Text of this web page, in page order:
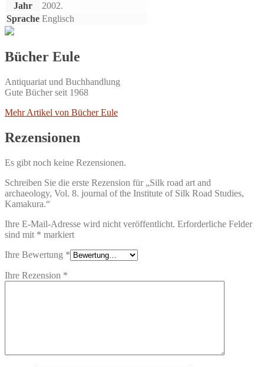
Jahr
2002.
Sprache Englisch
Bücher Eule
Antiquariat und Buchhandlung
Gute Bücher seit 1968
Mehr Artikel von Bücher Eule
Rezensionen
Es gibt noch keine Rezensionen.
Schreiben Sie die erste Rezension für „Silk road art and
archaeology, Vol. 8. journal of the Institute of Silk Road Studies,
Kamakura.“
Ihre E-Mail-Adresse wird nicht veröffentlicht. Erforderliche Felder
sind mit * markiert
Ihre Bewertung *
Ihre Rezension *